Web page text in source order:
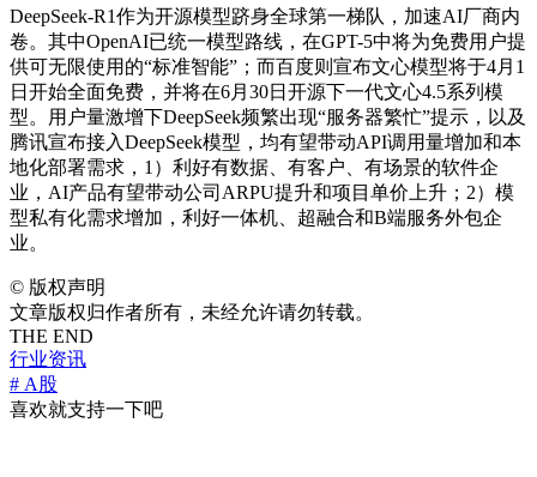
DeepSeek-R1作为开源模型跻身全球第一梯队，加速AI厂商内
卷。其中OpenAI已统一模型路线，在GPT-5中将为免费用户提
供可无限使用的“标准智能”；而百度则宣布文心模型将于4月1
日开始全面免费，并将在6月30日开源下一代文心4.5系列模
型。用户量激增下DeepSeek频繁出现“服务器繁忙”提示，以及
腾讯宣布接入DeepSeek模型，均有望带动API调用量增加和本
地化部署需求，1）利好有数据、有客户、有场景的软件企
业，AI产品有望带动公司ARPU提升和项目单价上升；2）模
型私有化需求增加，利好一体机、超融合和B端服务外包企
业。
© 版权声明
文章版权归作者所有，未经允许请勿转载。
THE END
行业资讯
# A股
喜欢就支持一下吧